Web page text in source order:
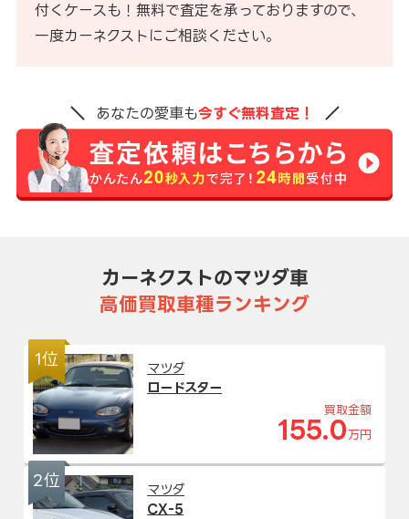
付くケースも！無料で査定を承っておりますので、
一度カーネクストにご相談ください。
あなたの愛車も今すぐ無料査定！
カーネクストのマツダ車
高価買取車種ランキング
1位
マツダ
ロードスター
買取金額
155.0 万円
2位
マツダ
CX-5